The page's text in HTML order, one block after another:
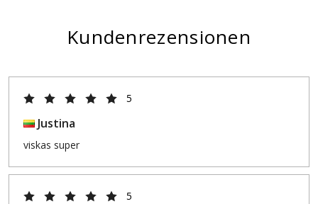
Kundenrezensionen
5
Justina
viskas super
5